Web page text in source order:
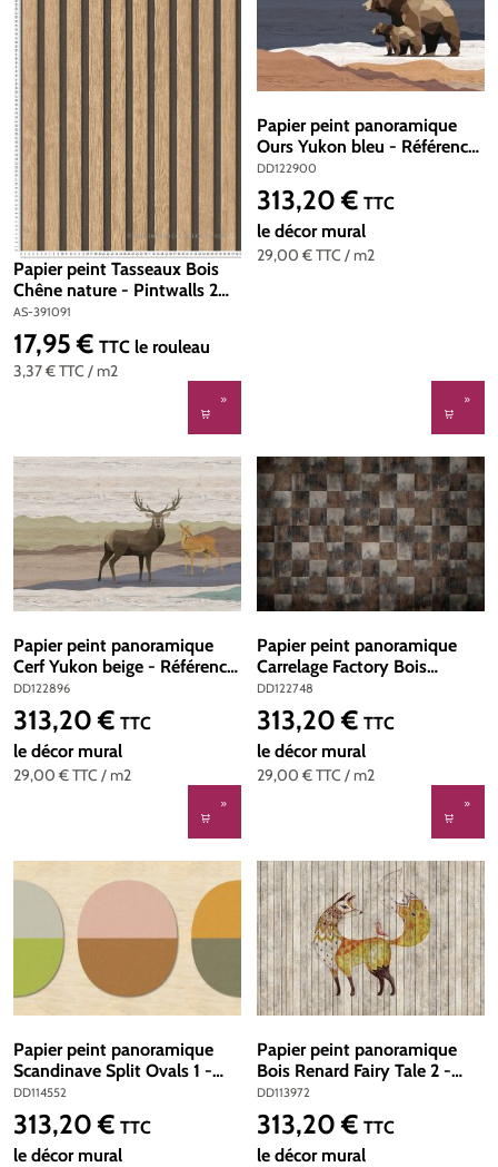
Papier peint Tasseaux Bois
Chêne nature - Pintwalls 2
d'A.S. Création | Réf. AS-
391091
AS-391091
3,37 €TTC / m2
Prix régulier :
17,95 € TTC le rouleau
Papier peint panoramique
Ours Yukon bleu - Référence
DD122900 - Intissé
200g/m2 - 400 x 270 cm
DD122900
29,00 €TTC / m2
Prix régulier :
313,20 € TTC
le décor mural
Papier peint panoramique
Cerf Yukon beige - Référence
DD122896 - Intissé 200g/m2
- 400 x 270 cm
DD122896
29,00 €TTC / m2
Prix régulier :
313,20 € TTC
le décor mural
Papier peint panoramique
Carrelage Factory Bois
marron - Référence
DD122748 - Intissé 200g/m2
- 400 x 270 cm
DD122748
29,00 €TTC / m2
Prix régulier :
313,20 € TTC
le décor mural
Papier peint panoramique
Scandinave Split Ovals 1 -
Référence DD114552 - Intissé
200g/m2 - Standard 400 x
270
DD114552
Prix régulier :
313,20 € TTC
le décor mural
Papier peint panoramique
Bois Renard Fairy Tale 2 -
Référence DD113972 - Intissé
200g/m2 - Standard 400 x
270
DD113972
Prix régulier :
313,20 € TTC
le décor mural